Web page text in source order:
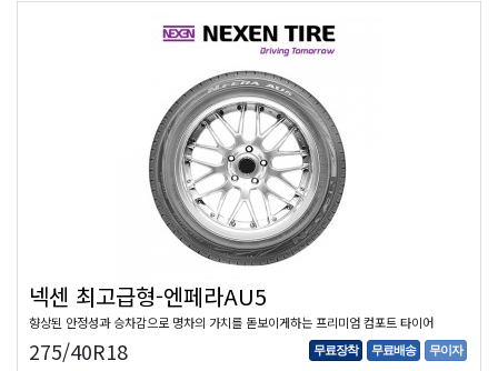
넥센 최고급형-엔페라AU5
향상된 안정성과 승차감으로 명차의 가치를 돋보이게하는 프리미엄 컴포트 타이어
275/40R18 무료장착 무료배송 무이자